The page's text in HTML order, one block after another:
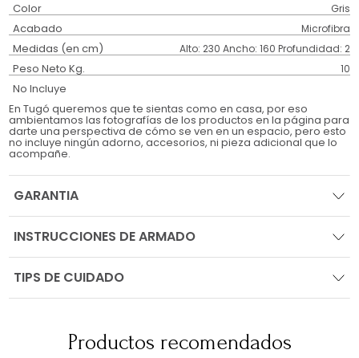
Color Gris
Acabado Microfibra
Medidas (en cm) Alto: 230 Ancho: 160 Profundidad: 2
Peso Neto Kg. 10
No Incluye
En Tugó queremos que te sientas como en casa, por eso
ambientamos las fotografías de los productos en la página para
darte una perspectiva de cómo se ven en un espacio, pero esto
no incluye ningún adorno, accesorios, ni pieza adicional que lo
acompañe.
GARANTIA
INSTRUCCIONES DE ARMADO
TIPS DE CUIDADO
Productos recomendados